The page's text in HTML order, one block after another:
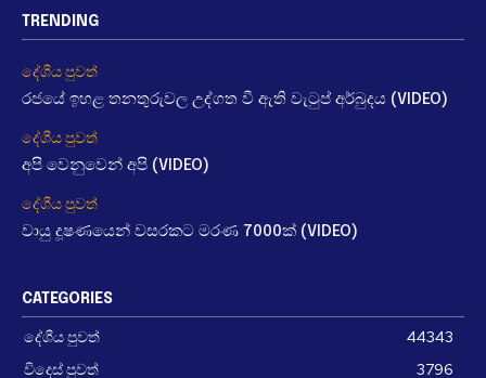
TRENDING
දේශීය පුවත්
රජයේ ඉහළ තනතුරුවල උද්ගත වී ඇති වැටුප් අර්බුදය (VIDEO)
දේශීය පුවත්
අපි වෙනුවෙන් අපි (VIDEO)
දේශීය පුවත්
වායු දූෂණයෙන් වසරකට මරණ 7000ක් (VIDEO)
CATEGORIES
දේශීය පුවත්
44343
විදෙස් පුවත්
3796